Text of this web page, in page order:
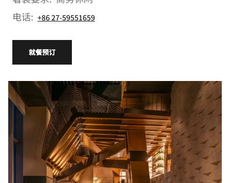
电话: +86 27-59551659
就餐预订